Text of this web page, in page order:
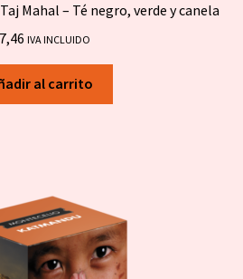
Mahal – Té negro, verde y canela
IVA INCLUIDO
al carrito